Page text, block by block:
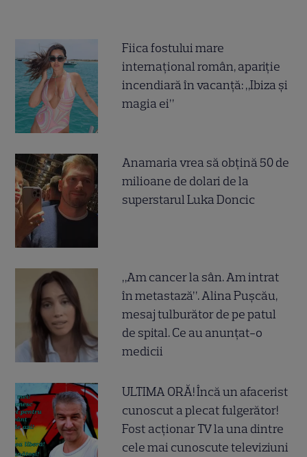
Fiica fostului mare
internațional român, apariție
incendiară în vacanță: „Ibiza și
magia ei”
Anamaria vrea să obțină 50 de
milioane de dolari de la
superstarul Luka Doncic
„Am cancer la sân. Am intrat
în metastază”. Alina Pușcău,
mesaj tulburător de pe patul
de spital. Ce au anunțat-o
medicii
ULTIMA ORĂ! Încă un afacerist
cunoscut a plecat fulgerător!
Fost acționar TV la una dintre
cele mai cunoscute televiziuni